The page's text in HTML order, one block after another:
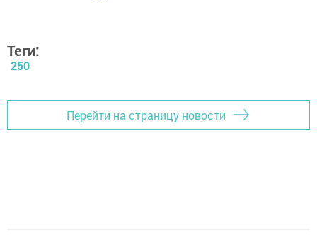
Теги:
250
Перейти на страницу новости